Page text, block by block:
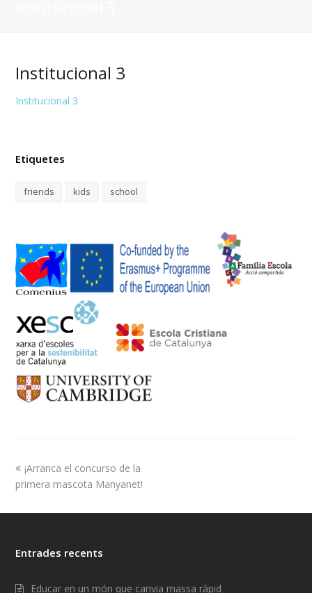
Institucional 3
Institucional 3
Etiquetes
friends kids school
¡Arranca el concurso de la
primera mascota Manyanet!
Entrades recents
Educar en un món que canvia massa ràpid